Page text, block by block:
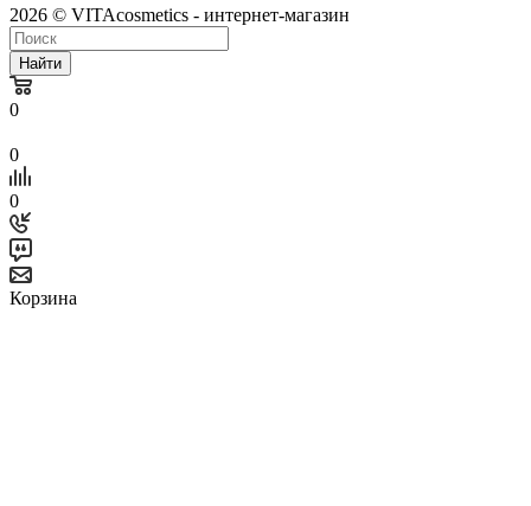
2026 © VITAcosmetics - интернет-магазин
Найти
0
0
0
Корзина